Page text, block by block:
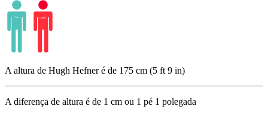
A altura de Hugh Hefner é de 175 cm (5 ft 9 in)
A diferença de altura é de 1 cm ou 1 pé 1 polegada